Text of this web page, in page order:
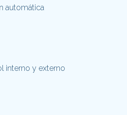
automática
interno y externo